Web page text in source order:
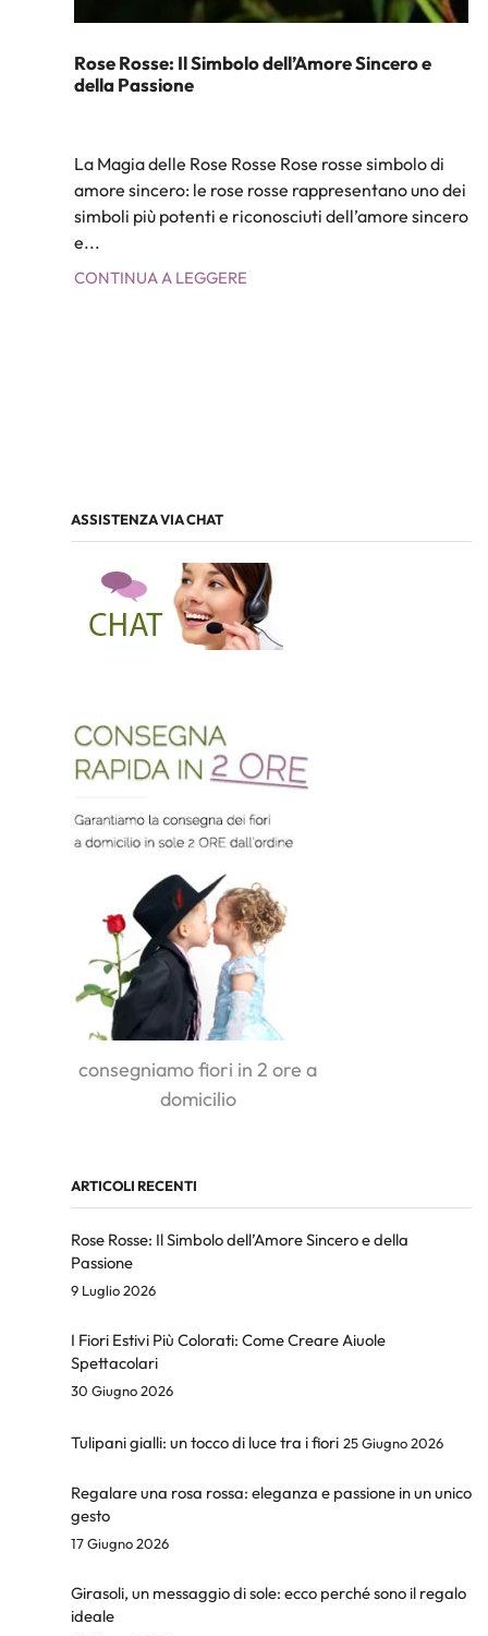
Rose Rosse: Il Simbolo dell’Amore Sincero e
della Passione
La Magia delle Rose Rosse Rose rosse simbolo di
amore sincero: le rose rosse rappresentano uno dei
simboli più potenti e riconosciuti dell’amore sincero
e...
CONTINUA A LEGGERE
ASSISTENZA VIA CHAT
consegniamo fiori in 2 ore a
domicilio
ARTICOLI RECENTI
Rose Rosse: Il Simbolo dell’Amore Sincero e della
Passione
9 Luglio 2026
I Fiori Estivi Più Colorati: Come Creare Aiuole
Spettacolari
30 Giugno 2026
Tulipani gialli: un tocco di luce tra i fiori 25 Giugno 2026
Regalare una rosa rossa: eleganza e passione in un unico
gesto
17 Giugno 2026
Girasoli, un messaggio di sole: ecco perché sono il regalo
ideale